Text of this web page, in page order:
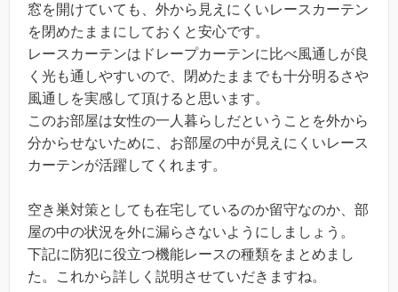
窓を開けていても、外から見えにくいレースカーテン
を閉めたままにしておくと安心です。
レースカーテンはドレープカーテンに比べ風通しが良
く光も通しやすいので、閉めたままでも十分明るさや
風通しを実感して頂けると思います。
このお部屋は女性の一人暮らしだということを外から
分からせないために、お部屋の中が見えにくいレース
カーテンが活躍してくれます。
空き巣対策としても在宅しているのか留守なのか、部
屋の中の状況を外に漏らさないようにしましょう。
下記に防犯に役立つ機能レースの種類をまとめまし
た。これから詳しく説明させていだきますね。